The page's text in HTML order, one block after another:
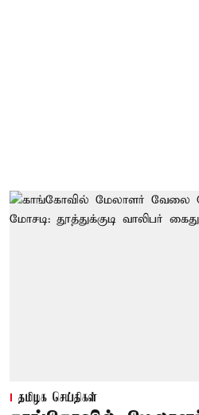
தமிழக செய்திகள்